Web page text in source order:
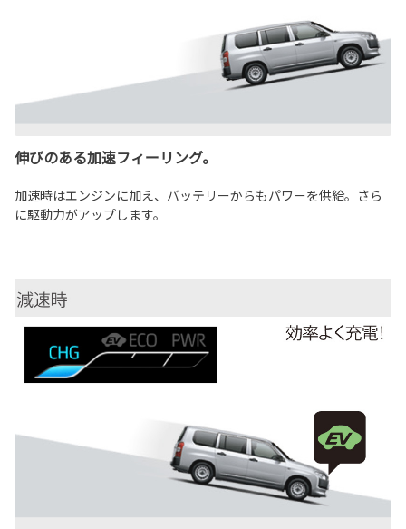
伸びのある加速フィーリング。
加速時はエンジンに加え、バッテリーからもパワーを供給。さら
に駆動力がアップします。